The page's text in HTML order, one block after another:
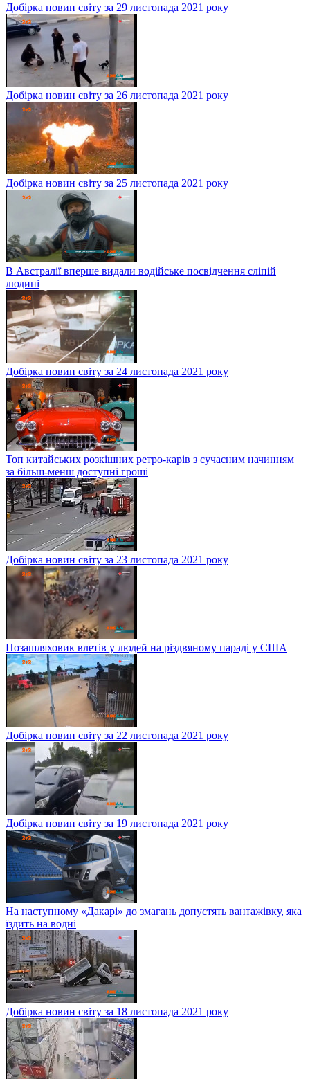
Добірка новин світу за 29 листопада 2021 року
Добірка новин світу за 26 листопада 2021 року
Добірка новин світу за 25 листопада 2021 року
В Австралії вперше видали водійське посвідчення сліпій
людині
Добірка новин світу за 24 листопада 2021 року
Топ китайських розкішних ретро-карів з сучасним начинням
за більш-менш доступні гроші
Добірка новин світу за 23 листопада 2021 року
Позашляховик влетів у людей на різдвяному параді у США
Добірка новин світу за 22 листопада 2021 року
Добірка новин світу за 19 листопада 2021 року
На наступному «Дакарі» до змагань допустять вантажівку, яка
їздить на водні
Добірка новин світу за 18 листопада 2021 року